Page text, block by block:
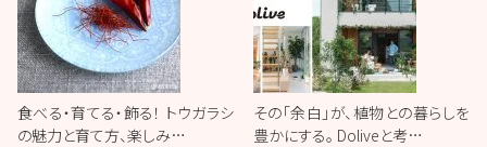
食べる・育てる・飾る！ トウガラシ
の魅力と育て方、楽しみ…
その「余白」が、植物との暮らしを
豊かにする。 Doliveと考…